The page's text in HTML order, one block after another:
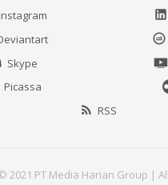
Instagram
Skype
Picassa
RSS
2021 PT Media Harian Group |